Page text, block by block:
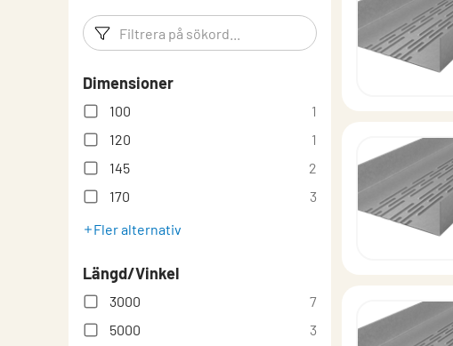
Filtreringsord Filtrera produkter
Dimensioner
100
1
120
1
145
2
170
3
Fler alternativ
Längd/Vinkel
3000
7
5000
3